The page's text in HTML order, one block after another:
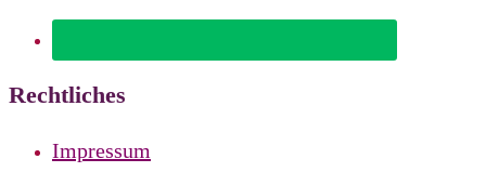
Rechtliches
Impressum